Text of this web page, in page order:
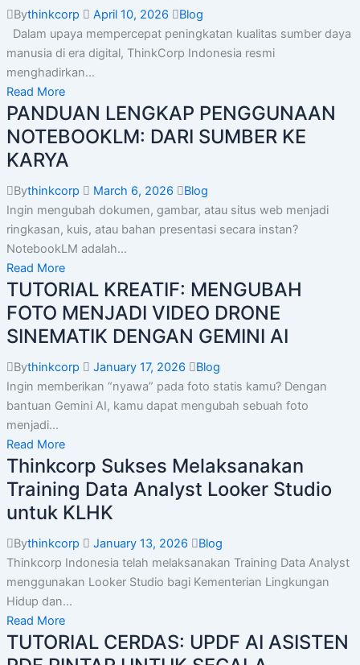
Bythinkcorp April 10, 2026
Blog
Dalam upaya mempercepat peningkatan kualitas sumber daya
manusia di era digital, ThinkCorp Indonesia resmi
menghadirkan...
Read More
PANDUAN LENGKAP PENGGUNAAN
NOTEBOOKLM: DARI SUMBER KE
KARYA
Bythinkcorp March 6, 2026
Blog
Ingin mengubah dokumen, gambar, atau situs web menjadi
ringkasan, kuis, atau bahan presentasi secara instan?
NotebookLM adalah...
Read More
TUTORIAL KREATIF: MENGUBAH
FOTO MENJADI VIDEO DRONE
SINEMATIK DENGAN GEMINI AI
Bythinkcorp January 17, 2026
Blog
Ingin memberikan “nyawa” pada foto statis kamu? Dengan
bantuan Gemini AI, kamu dapat mengubah sebuah foto
menjadi...
Read More
Thinkcorp Sukses Melaksanakan
Training Data Analyst Looker Studio
untuk KLHK
Bythinkcorp January 13, 2026
Blog
Thinkcorp Indonesia telah melaksanakan Training Data Analyst
menggunakan Looker Studio bagi Kementerian Lingkungan
Hidup dan...
Read More
TUTORIAL CERDAS: UPDF AI ASISTEN